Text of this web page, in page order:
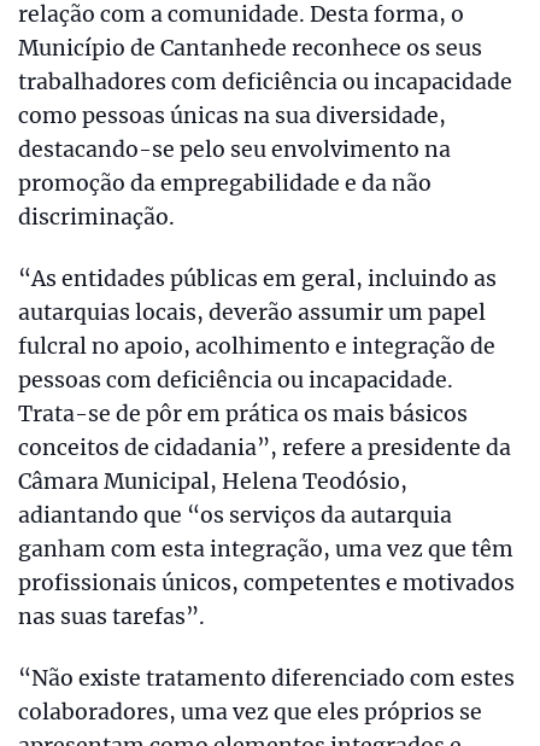
relação com a comunidade. Desta forma, o
Município de Cantanhede reconhece os seus
trabalhadores com deficiência ou incapacidade
como pessoas únicas na sua diversidade,
destacando-se pelo seu envolvimento na
promoção da empregabilidade e da não
discriminação.
“As entidades públicas em geral, incluindo as
autarquias locais, deverão assumir um papel
fulcral no apoio, acolhimento e integração de
pessoas com deficiência ou incapacidade.
Trata-se de pôr em prática os mais básicos
conceitos de cidadania”, refere a presidente da
Câmara Municipal, Helena Teodósio,
adiantando que “os serviços da autarquia
ganham com esta integração, uma vez que têm
profissionais únicos, competentes e motivados
nas suas tarefas”.
“Não existe tratamento diferenciado com estes
colaboradores, uma vez que eles próprios se